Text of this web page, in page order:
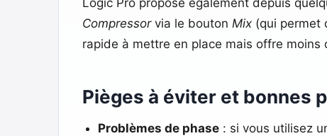
Compressorvia le bouton Mix(qui permet
rapide à mettre en place mais offre moins
Pièges à éviter et bonnes
Problèmes de phase: si vous utilisez